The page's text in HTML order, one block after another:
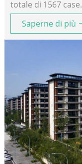
totale di 1567 case.
Saperne di più